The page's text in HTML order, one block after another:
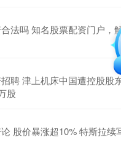
法吗 知名股票配资门户，
聘 津上机床中国遭控股股
股
股价暴涨超10% 特斯拉续